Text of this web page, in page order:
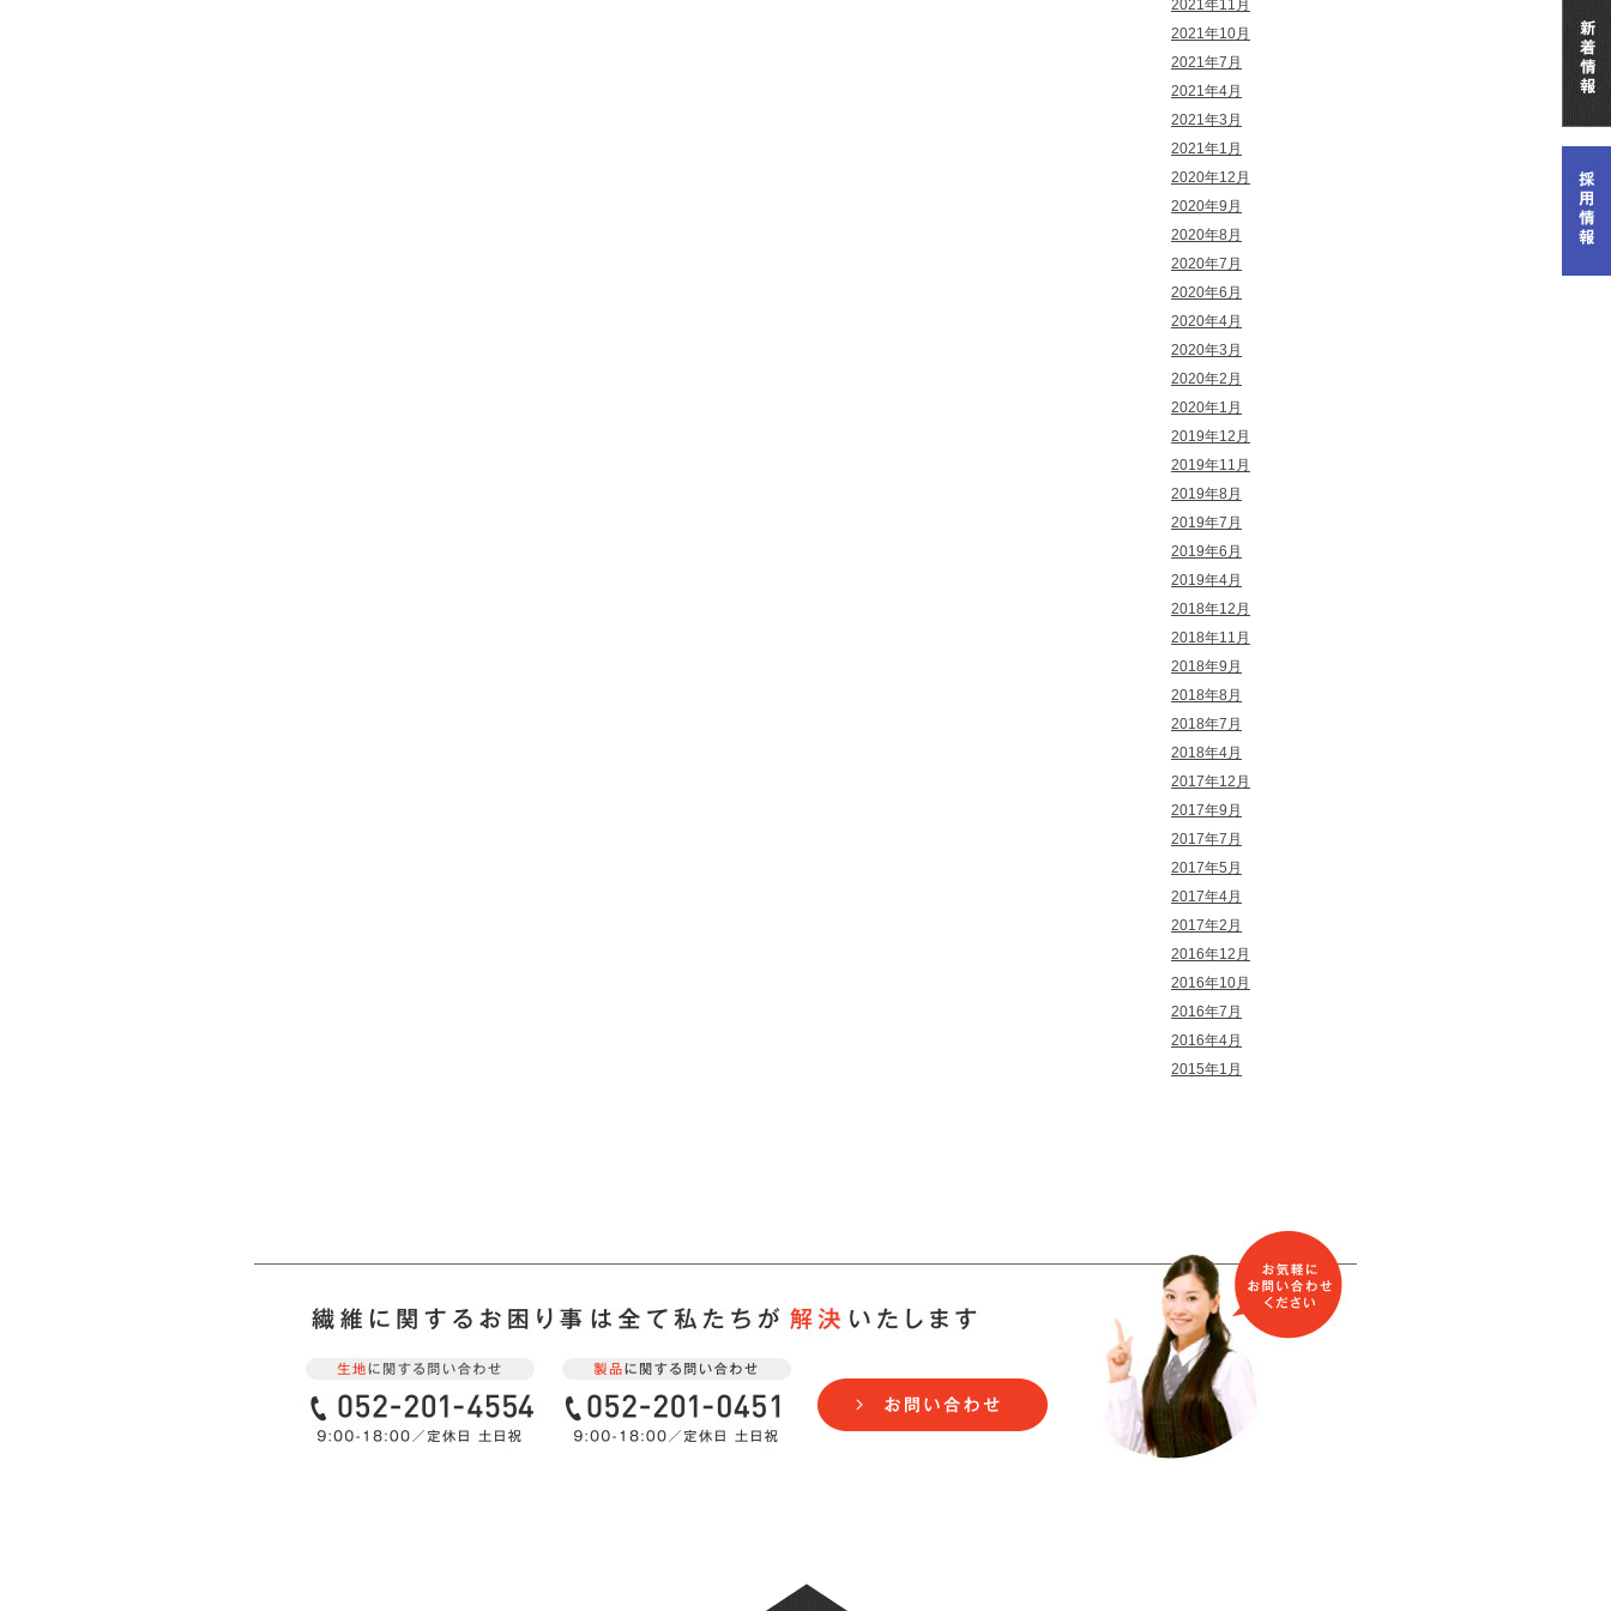
2021年11月
2021年10月
2021年7月
2021年4月
2021年3月
2021年1月
2020年12月
2020年9月
2020年8月
2020年7月
2020年6月
2020年4月
2020年3月
2020年2月
2020年1月
2019年12月
2019年11月
2019年8月
2019年7月
2019年6月
2019年4月
2018年12月
2018年11月
2018年9月
2018年8月
2018年7月
2018年4月
2017年12月
2017年9月
2017年7月
2017年5月
2017年4月
2017年2月
2016年12月
2016年10月
2016年7月
2016年4月
2015年1月